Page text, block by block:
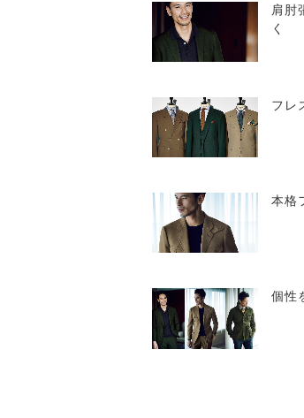
肩肘
く
フレ
本格
個性